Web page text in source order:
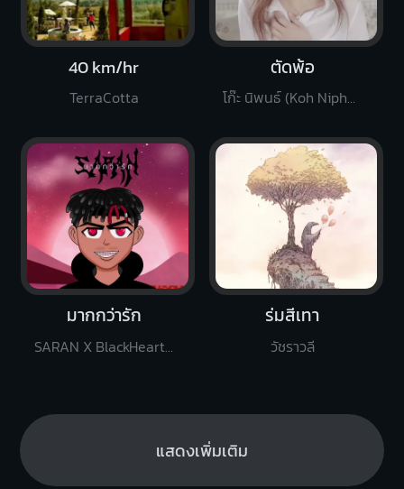
40 km/hr
TerraCotta
ตัดพ้อ
โก๊ะ นิพนธ์ (Koh Niphon)
มากกว่ารัก
SARAN X BlackHeart (REMIX VERSION)
ร่มสีเทา
วัชราวลี
แสดงเพิ่มเติม